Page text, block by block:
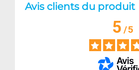
Avis clients du produit
5/5